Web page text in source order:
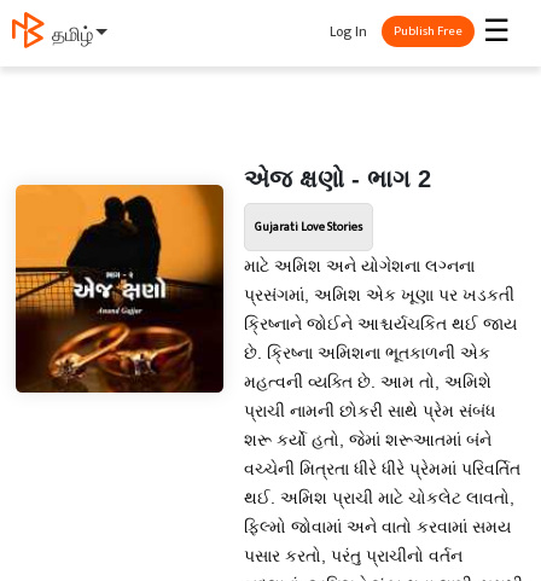
தமிழ் ☰
Log In Publish Free
એજ ક્ષણો - ભાગ 2
Gujarati Love Stories
માટે અમિશ અને યોગેશના લગ્નના
પ્રસંગમાં, અમિશ એક ખૂણા પર ખડકતી
ક્રિષ્નાને જોઈને આશ્ચર્યચકિત થઈ જાય
છે. ક્રિષ્ના અમિશના ભૂતકાળની એક
મહત્વની વ્યક્તિ છે. આમ તો, અમિશે
પ્રાચી નામની છોકરી સાથે પ્રેમ સંબંધ
શરૂ કર્યો હતો, જેમાં શરૂઆતમાં બંને
વચ્ચેની મિત્રતા ધીરે ધીરે પ્રેમમાં પરિવર્તિત
થઈ. અમિશ પ્રાચી માટે ચોકલેટ લાવતો,
ફિલ્મો જોવામાં અને વાતો કરવામાં સમય
પસાર કરતો, પરંતુ પ્રાચીનો વર્તન